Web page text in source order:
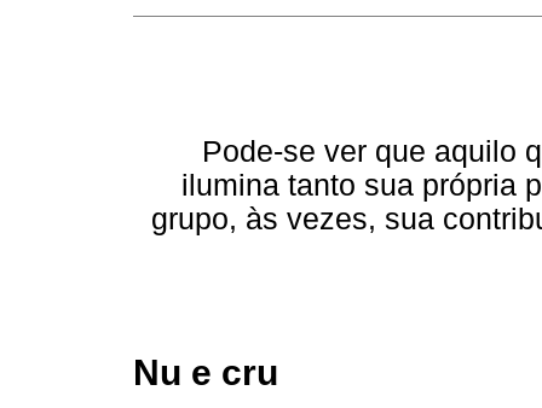
Pode-se ver que aquilo
ilumina tanto sua própria
grupo, às vezes, sua
Nu e cru